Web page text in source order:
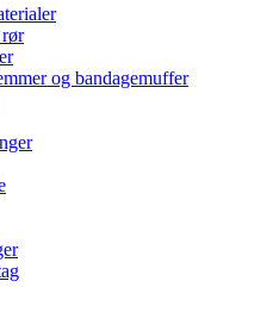
og bandagemuffer